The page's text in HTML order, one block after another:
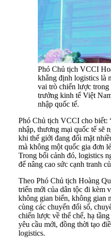
Phó Chủ tịch VCCI
khẳng định logistics là
vai trò chiến lược trong
trưởng kinh tế Việt
nhập quốc tế.
Phó Chủ tịch VCCI cho biết:
nhập, thương mại quốc tế sẽ
khi thế giới đang đối mặt
mà không một quốc gia đơn
Trong bối cảnh đó, logistics
để nâng cao sức cạnh tranh
Theo Phó Chủ tịch Hoàng
triển mới của dân tộc đi kèm
không gian biển, không gian
cùng các chuyển đổi số,
chiến lược về thể chế, hạ
yêu cầu mới, đồng thời tạo
logistics.